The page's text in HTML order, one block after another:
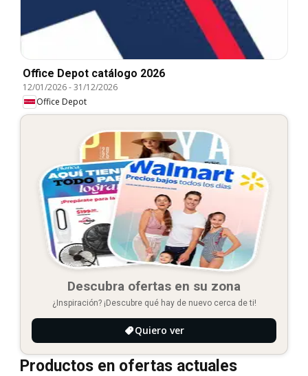
Office Depot catálogo 2026
12/01/2026-31/12/2026
Office Depot
Descubra ofertas en su zona
¿Inspiración? ¡Descubre qué hay de nuevo cerca de ti!
Quiero ver
Productos en ofertas actuales